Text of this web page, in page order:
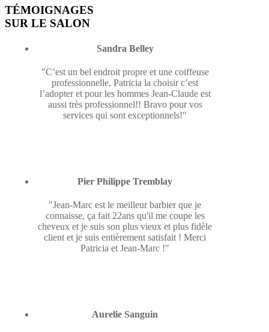
TÉMOIGNAGES
SUR LE SALON
Sandra Belley
"C’est un bel endroit propre et une coiffeuse
professionnelle, Patricia la choisir c’est
l’adopter et pour les hommes Jean-Claude est
aussi très professionnel!! Bravo pour vos
services qui sont exceptionnels!"
Pier Philippe Tremblay
"Jean-Marc est le meilleur barbier que je
connaisse, ça fait 22ans qu'il me coupe les
cheveux et je suis son plus vieux et plus fidèle
client et je suis entièrement satisfait ! Merci
Patricia et Jean-Marc !"
Aurelie Sanguin